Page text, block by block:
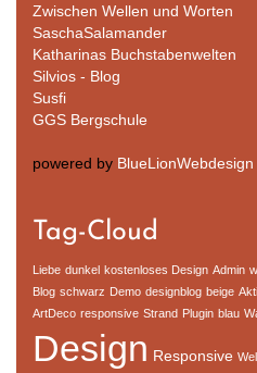
Zwischen Wellen und Worten
SaschaSalamander
Katharinas Buchstabenwelten
Silvios - Blog
Susfi
GGS Bergschule
powered by BlueLionWebdesign
Tag-Cloud
Liebe dunkel kostenloses Design Admin
Blog schwarz Demo designblog beige
ArtDeco responsive Strand Plugin blau
Design Responsive